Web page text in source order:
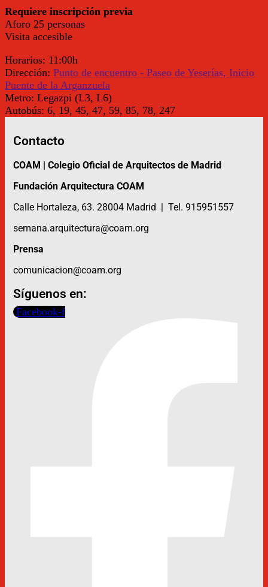
Requiere inscripción previa
Aforo 25 personas
Visita accesible
Horarios: 11:00h
Dirección: Punto de encuentro - Paseo de Yeserías, Inicio
Puente de la Arganzuela
Metro: Legazpi (L3, L6)
Autobús: 6, 19, 45, 47, 59, 85, 78, 247
Contacto
COAM | Colegio Oficial de Arquitectos de Madrid
Fundación Arquitectura COAM
Calle Hortaleza, 63. 28004 Madrid | Tel. 915951557
semana.arquitectura@coam.org
Prensa
comunicacion@coam.org
Síguenos en:
Facebook-f